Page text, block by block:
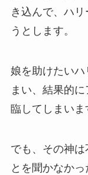
き込んで、ハ
うとします。
娘を助けたい
まい、結果的
臨してしまいま
でも、その神
とを聞かなかっ